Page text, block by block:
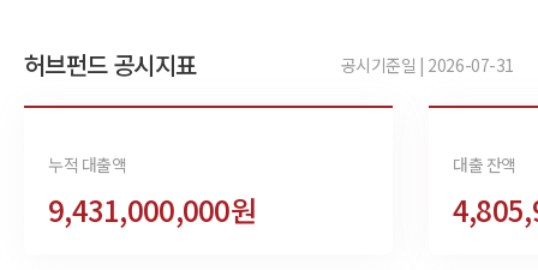
허브펀드 공시지표 공시기준일 | 2026-07-31
누적 대출액
9,431,000,000원
대출 잔액